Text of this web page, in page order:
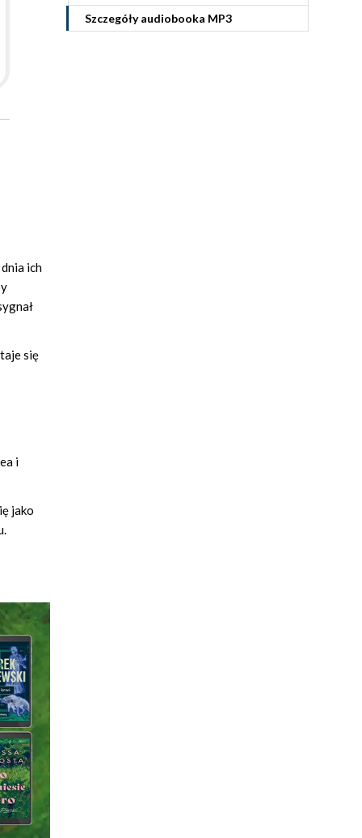
Szczegółyaudiobooka MP3
ich
się
i
jako